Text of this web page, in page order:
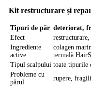
Kit restructurare și
Tipuri de păr deteriorat,
Efect
Ingrediente
active
colagen
termală
Tipul scalpului toate tipurile
Probleme cu
părul
rupere,